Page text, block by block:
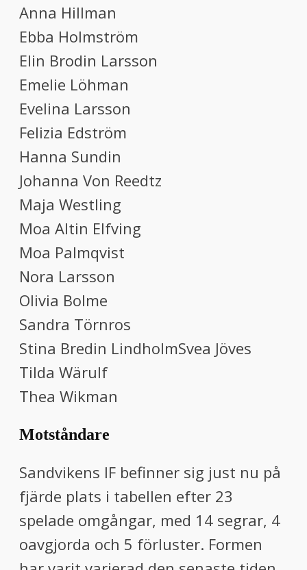
Anna Hillman
Ebba Holmström
Elin Brodin Larsson
Emelie Löhman
Evelina Larsson
Felizia Edström
Hanna Sundin
Johanna Von Reedtz
Maja Westling
Moa Altin Elfving
Moa Palmqvist
Nora Larsson
Olivia Bolme
Sandra Törnros
Stina Bredin LindholmSvea Jöves
Tilda Wärulf
Thea Wikman
Motståndare
Sandvikens IF befinner sig just nu på
fjärde plats i tabellen efter 23
spelade omgångar, med 14 segrar, 4
oavgjorda och 5 förluster. Formen